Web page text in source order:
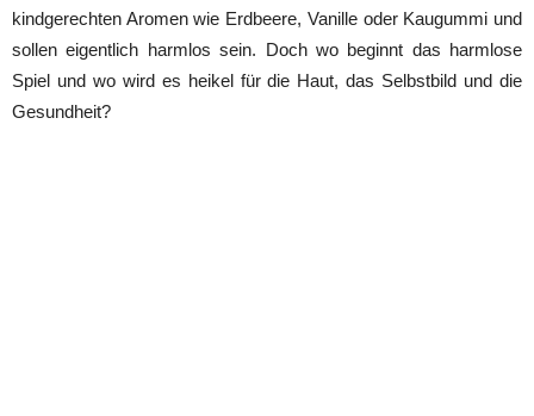
kindgerechten Aromen wie Erdbeere, Vanille oder Kaugummi und
sollen eigentlich harmlos sein. Doch wo beginnt das harmlose
Spiel und wo wird es heikel für die Haut, das Selbstbild und die
Gesundheit?